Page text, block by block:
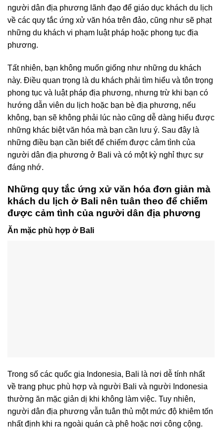
người dân địa phương lãnh đạo để giáo dục khách du lịch
về các quy tắc ứng xử văn hóa trên đảo, cũng như sẽ phạt
những du khách vi phạm luật pháp hoặc phong tục địa
phương.
Tất nhiên, bạn không muốn giống như những du khách
này. Điều quan trọng là du khách phải tìm hiểu và tôn trọng
phong tục và luật pháp địa phương, nhưng trừ khi bạn có
hướng dẫn viên du lịch hoặc bạn bè địa phương, nếu
không, bạn sẽ không phải lúc nào cũng dễ dàng hiểu được
những khác biệt văn hóa mà bạn cần lưu ý. Sau đây là
những điều bạn cần biết để chiếm được cảm tình của
người dân địa phương ở Bali và có một kỳ nghỉ thực sự
đáng nhớ.
Những quy tắc ứng xử văn hóa đơn giản mà
khách du lịch ở Bali nên tuân theo để chiếm
được cảm tình của người dân địa phương
Ăn mặc phù hợp ở Bali
Trong số các quốc gia Indonesia, Bali là nơi dễ tính nhất
về trang phục phù hợp và người Bali và người Indonesia
thường ăn mặc giản dị khi không làm việc. Tuy nhiên,
người dân địa phương vẫn tuân thủ một mức độ khiêm tốn
nhất định khi ra ngoài quán cà phê hoặc nơi công cộng.